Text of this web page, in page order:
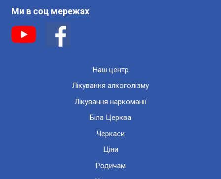
Ми в соц мережах
Наш центр
Лікування алкоголізму
Лікування наркоманії
Біла Церква
Черкаси
Ціни
Родичам